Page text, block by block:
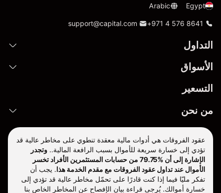
Egypt
Arabic
+971 4 576 8641
support@capital.com
التداول
الأسواق
التسعير
من نحن
عقود الفروقات هي أدوات مالية معقدة تنطوي على مخاطر عالية قد
تؤدي إلى خسارة سريعة للأموال بسبب الرافعة المالية.. وتجدر
الإشارة إلى أن %79.75 من حسابات المستثمرين الأفراد تخسر
الأموال عند تداول عقود الفروقات مع مقدم الخدمة هذا. يجب أن
تفكر مليّا فيما إذا كنت قادرًا على تحمّل مخاطر عالية قد تؤدي إلى
خسارة أموالك. يُرجى قراءة بيان الإفصاح عن المخاطر الخاص بنا